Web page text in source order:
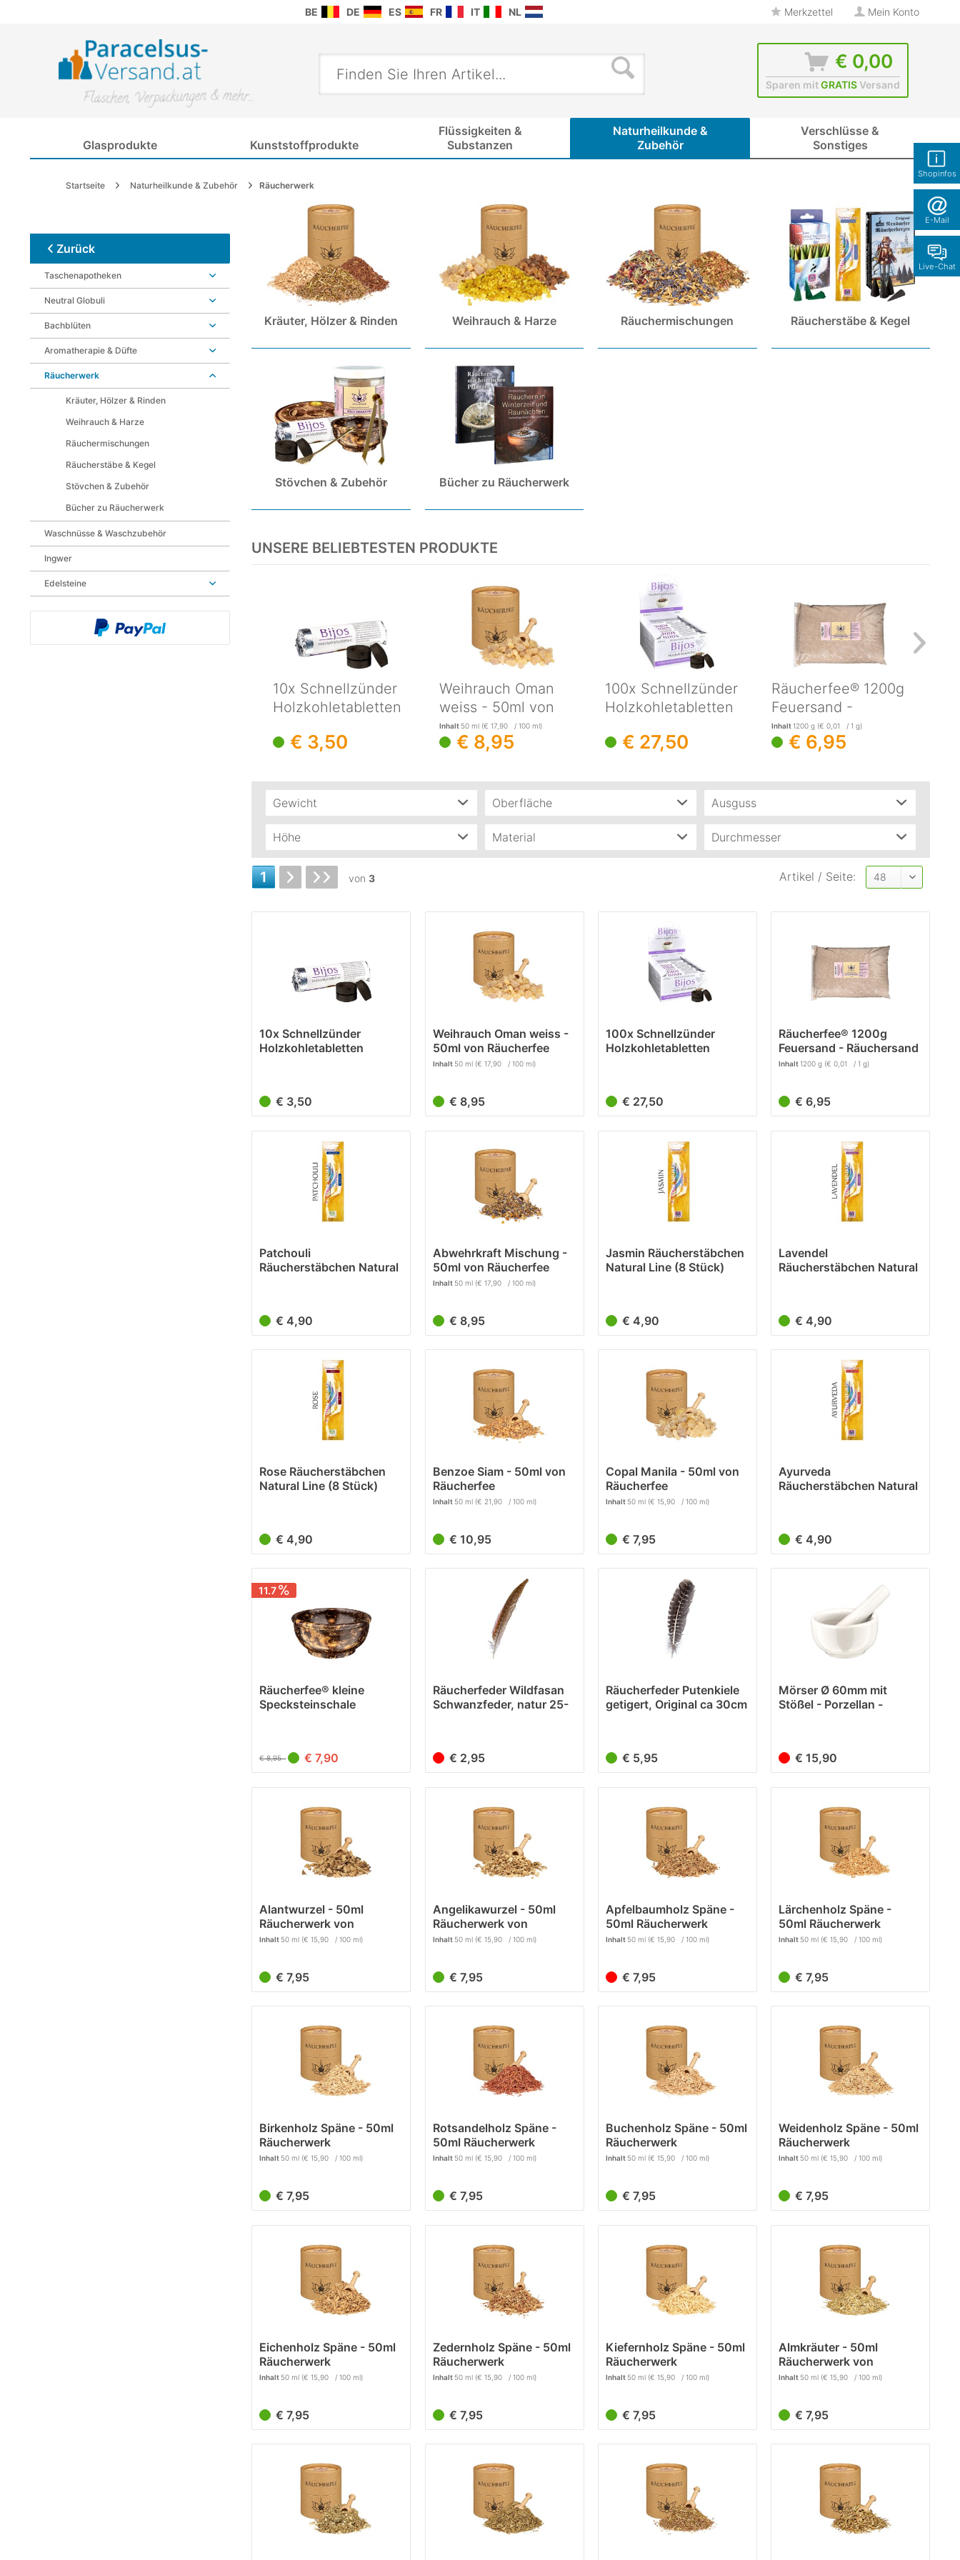
Shopinfos
E-Mail
Live-Chat
BE DE ES FR IT NL Merkzettel Mein Konto
€ 0,00
Sparen mitGRATISVersand
Glasprodukte Kunststoffprodukte
Flüssigkeiten &
Substanzen
Naturheilkunde &
Zubehör
Verschlüsse &
Sonstiges
Startseite Naturheilkunde & Zubehör Räucherwerk
Zurück
Taschenapotheken
Neutral Globuli
Bachblüten
Aromatherapie & Düfte
Räucherwerk
Kräuter, Hölzer & Rinden
Weihrauch & Harze
Räuchermischungen
Räucherstäbe & Kegel
Stövchen & Zubehör
Bücher zu Räucherwerk
Waschnüsse & Waschzubehör
Ingwer
Edelsteine
Kräuter, Hölzer & Rinden Weihrauch & Harze Räuchermischungen Räucherstäbe & Kegel
Stövchen & Zubehör Bücher zu Räucherwerk
UNSERE BELIEBTESTEN PRODUKTE
10x Schnellzünder
Holzkohletabletten
€ 3,50
Weihrauch Oman
weiss - 50ml von
Räucherfee
Inhalt 50 ml (€ 17,90 / 100 ml)
€ 8,95
100x Schnellzünder
Holzkohletabletten
€ 27,50
Räucherfee® 1200g
Feuersand -
Räuchersand
Inhalt1200 g (€ 0,01 / 1 g)
€ 6,95
Gewicht
160 g
Oberfläche
glatt
Ausguss
Nein(1)
Höhe
34 mm(
Material Durchmesser
)
1 von 3 Artikel / Seite:
10x Schnellzünder
Holzkohletabletten
€ 3,50
Weihrauch Oman weiss -
50ml von Räucherfee
Inhalt 50 ml (€ 17,90 / 100 ml)
€ 8,95
100x Schnellzünder
Holzkohletabletten
€ 27,50
Räucherfee® 1200g
Feuersand - Räuchersand
Inhalt1200 g (€ 0,01 / 1 g)
€ 6,95
Patchouli
Räucherstäbchen Natural
€ 4,90
Abwehrkraft Mischung -
50ml von Räucherfee
Inhalt 50 ml (€ 17,90 / 100 ml)
€ 8,95
Jasmin Räucherstäbchen
Natural Line (8 Stück)
€ 4,90
Lavendel
Räucherstäbchen Natural
€ 4,90
Rose Räucherstäbchen
Natural Line (8 Stück)
€ 4,90
Benzoe Siam - 50ml von
Räucherfee
Inhalt 50 ml (€ 21,90 / 100 ml)
€ 10,95
Copal Manila - 50ml von
Räucherfee
Inhalt 50 ml (€ 15,90 / 100 ml)
€ 7,95
Ayurveda
Räucherstäbchen Natural
€ 4,90
11.7
Räucherfee® kleine
Specksteinschale
€ 8,95 € 7,90
Räucherfeder Wildfasan
Schwanzfeder, natur 25-
€ 2,95
Räucherfeder Putenkiele
getigert, Original ca 30cm
€ 5,95
Mörser Ø 60mm mit
Stößel - Porzellan -
€ 15,90
Alantwurzel - 50ml
Räucherwerk von
Räucherfee
Inhalt 50 ml (€ 15,90 / 100 ml)
€ 7,95
Angelikawurzel - 50ml
Räucherwerk von
Räucherfee
Inhalt 50 ml (€ 15,90 / 100 ml)
€ 7,95
Apfelbaumholz Späne -
50ml Räucherwerk
Inhalt 50 ml (€ 15,90 / 100 ml)
€ 7,95
Lärchenholz Späne -
50ml Räucherwerk
Inhalt 50 ml (€ 15,90 / 100 ml)
€ 7,95
Birkenholz Späne - 50ml
Räucherwerk
Inhalt 50 ml (€ 15,90 / 100 ml)
€ 7,95
Rotsandelholz Späne -
50ml Räucherwerk
Inhalt 50 ml (€ 15,90 / 100 ml)
€ 7,95
Buchenholz Späne - 50ml
Räucherwerk
Inhalt 50 ml (€ 15,90 / 100 ml)
€ 7,95
Weidenholz Späne - 50ml
Räucherwerk
Inhalt 50 ml (€ 15,90 / 100 ml)
€ 7,95
Eichenholz Späne - 50ml
Räucherwerk
Inhalt 50 ml (€ 15,90 / 100 ml)
€ 7,95
Zedernholz Späne - 50ml
Räucherwerk
Inhalt 50 ml (€ 15,90 / 100 ml)
€ 7,95
Kiefernholz Späne - 50ml
Räucherwerk
Inhalt 50 ml (€ 15,90 / 100 ml)
€ 7,95
Almkräuter - 50ml
Räucherwerk von
Räucherfee
Inhalt 50 ml (€ 15,90 / 100 ml)
€ 7,95